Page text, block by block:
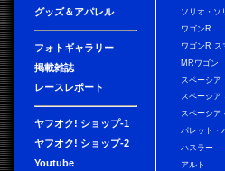
グッズ＆アパレル
フォトギャラリー
掲載雑誌
レースレポート
ヤフオク! ショップ-1
ヤフオク! ショップ-2
Youtube
ソリオ・ソ
ワゴンR
ワゴンR ス
MRワゴン
スペーシア
スペーシア
スペーシア
パレット・
ハスラー
アルト